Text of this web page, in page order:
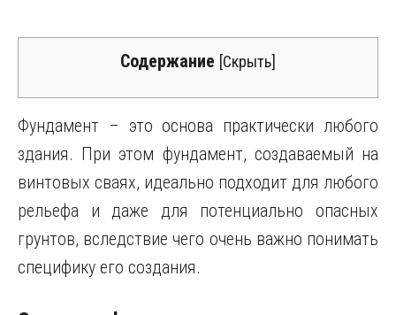
Содержание [Скрыть]
Фундамент – это основа практически любого
здания. При этом фундамент, создаваемый на
винтовых сваях, идеально подходит для любого
рельефа и даже для потенциально опасных
грунтов, вследствие чего очень важно понимать
специфику его создания.